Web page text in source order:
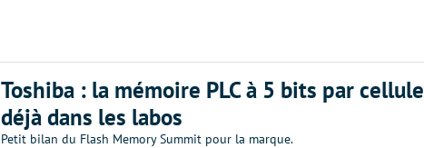
Toshiba : la mémoire PLC à 5 bits par cellule
déjà dans les labos
Petit bilan du Flash Memory Summit pour la marque.